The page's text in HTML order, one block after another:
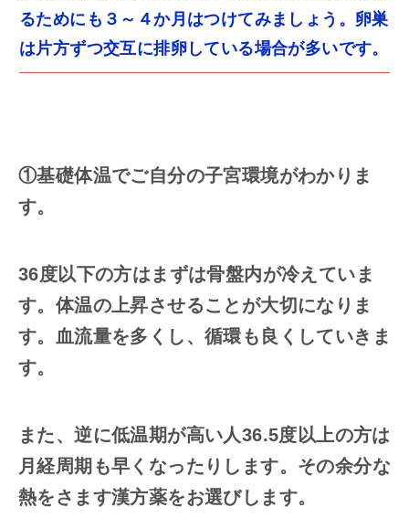
るためにも３～４か月はつけてみましょう。卵巣
は片方ずつ交互に排卵している場合が多いです。
①基礎体温でご自分の子宮環境がわかりま
す。
36度以下の方はまずは骨盤内が冷えていま
す。体温の上昇させることが大切になりま
す。血流量を多くし、循環も良くしていきま
す。
また、逆に低温期が高い人36.5度以上の方は
月経周期も早くなったりします。その余分な
熱をさます漢方薬をお選びします。